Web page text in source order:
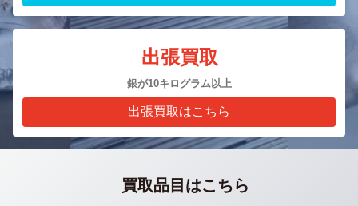
出張買取
銀が10キログラム以上
出張買取はこちら
買取品目はこちら